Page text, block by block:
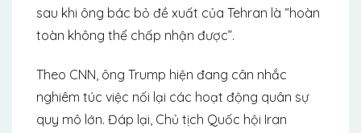
sau khi ông bác bỏ đề xuất của Tehran là “hoàn
toàn không thể chấp nhận được”.
Theo CNN, ông Trump hiện đang cân nhắc
nghiêm túc việc nối lại các hoạt động quân sự
quy mô lớn. Đáp lại, Chủ tịch Quốc hội Iran